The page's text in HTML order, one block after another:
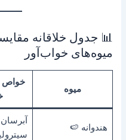
📊 جدول خلاقانه
میوه‌های خواب‌آور
میوه
خواص
هندوانه 🍉